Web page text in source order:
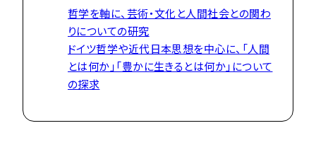
哲学を軸に、芸術・文化と人間社会との関わ
りについての研究
ドイツ哲学や近代日本思想を中心に、「人間
とは何か」「豊かに生きるとは何か」について
の探求